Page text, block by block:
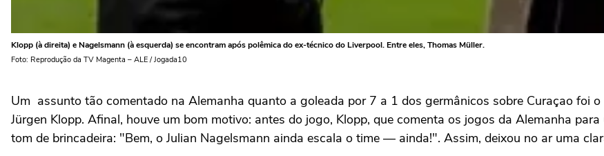
Klopp (à direita) e Nagelsmann (à esquerda) se encontram após polêmica do ex-técnico do Liverpool. Entre eles, Thomas Müller.
Foto: Reprodução da TV Magenta – ALE / Jogada10
Um assunto tão comentado na Alemanha quanto a goleada por 7 a 1 dos germânicos sobre Curaçao foi
Jürgen Klopp. Afinal, houve um bom motivo: antes do jogo, Klopp, que comenta os jogos da Alemanha
tom de brincadeira: "Bem, o Julian Nagelsmann ainda escala o time — ainda!". Assim, deixou no ar uma